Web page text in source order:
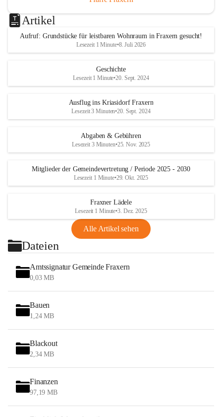
Artikel
Aufruf: Grundstücke für leistbaren Wohnraum in Fraxern gesucht!
Lesezeit 1 Minute•8. Juli 2026
Geschichte
Lesezeit 1 Minute•20. Sept. 2024
Ausflug ins Kriasidorf Fraxern
Lesezeit 3 Minuten•20. Sept. 2024
Abgaben & Gebühren
Lesezeit 3 Minuten•25. Nov. 2025
Mitglieder der Gemeindevertretung / Periode 2025 - 2030
Lesezeit 1 Minute•29. Okt. 2025
Fraxner Lädele
Lesezeit 1 Minute•3. Dez. 2025
Alle Artikel sehen
Dateien
Amtssignatur Gemeinde Fraxern
0,03 MB
Bauen
1,24 MB
Blackout
2,34 MB
Finanzen
97,19 MB